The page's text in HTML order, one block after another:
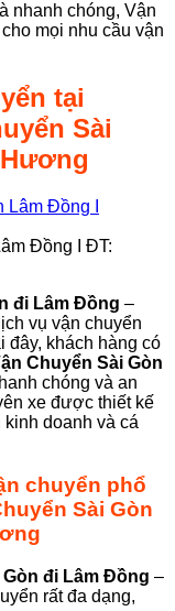
nhanh chóng, Vận
mọi nhu cầu vận
tại
Sài
Đồng I ĐT:
đi Lâm Đồng –
vụ vận chuyển
đây, khách hàng có
Chuyển Sài Gòn
chóng và an
xe được thiết kế
doanh và cá
chuyển phổ
Sài Gòn
đi Lâm Đồng –
rất đa dạng,